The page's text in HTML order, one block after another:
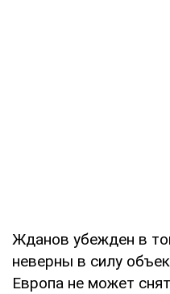
Жданов убежден в
неверны в силу
Европа не может